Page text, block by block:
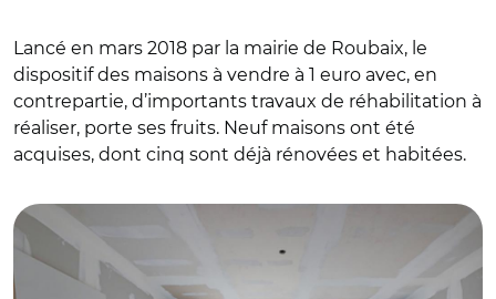
Lancé en mars 2018 par la mairie de Roubaix, le
dispositif des maisons à vendre à 1 euro avec, en
contrepartie, d’importants travaux de réhabilitation à
réaliser, porte ses fruits. Neuf maisons ont été
acquises, dont cinq sont déjà rénovées et habitées.